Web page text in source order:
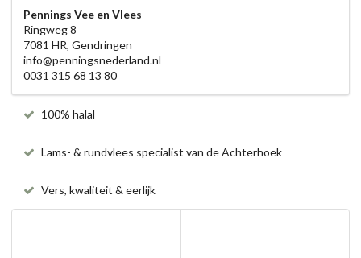
Pennings Vee en Vlees
Ringweg 8
7081 HR, Gendringen
info@penningsnederland.nl
0031 315 68 13 80
100% halal
Lams- & rundvlees specialist van de Achterhoek
Vers, kwaliteit & eerlijk